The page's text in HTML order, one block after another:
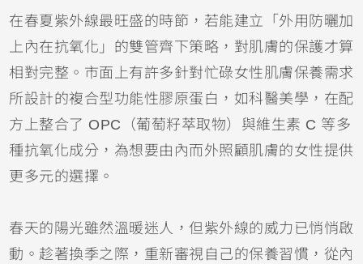
在春夏紫外線最旺盛的時節，若能建立「外用防曬加
上內在抗氧化」的雙管齊下策略，對肌膚的保護才算
相對完整。市面上有許多針對忙碌女性肌膚保養需求
所設計的複合型功能性膠原蛋白，如科醫美學，在配
方上整合了 OPC（葡萄籽萃取物）與維生素 C 等多
種抗氧化成分，為想要由內而外照顧肌膚的女性提供
更多元的選擇。
春天的陽光雖然溫暖迷人，但紫外線的威力已悄悄啟
動。趁著換季之際，重新審視自己的保養習慣，從內